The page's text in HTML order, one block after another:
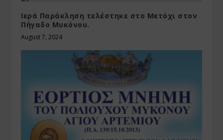
Ιερά Παράκληση τελέστηκε στο Μετόχι στον
Πήγαδο Μυκόνου.
August 7, 2024